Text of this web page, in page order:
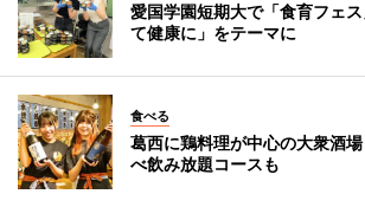
愛国学園短期大で「食育フェ
て健康に」をテーマに
食べる
葛西に鶏料理が中心の大衆酒
べ飲み放題コースも